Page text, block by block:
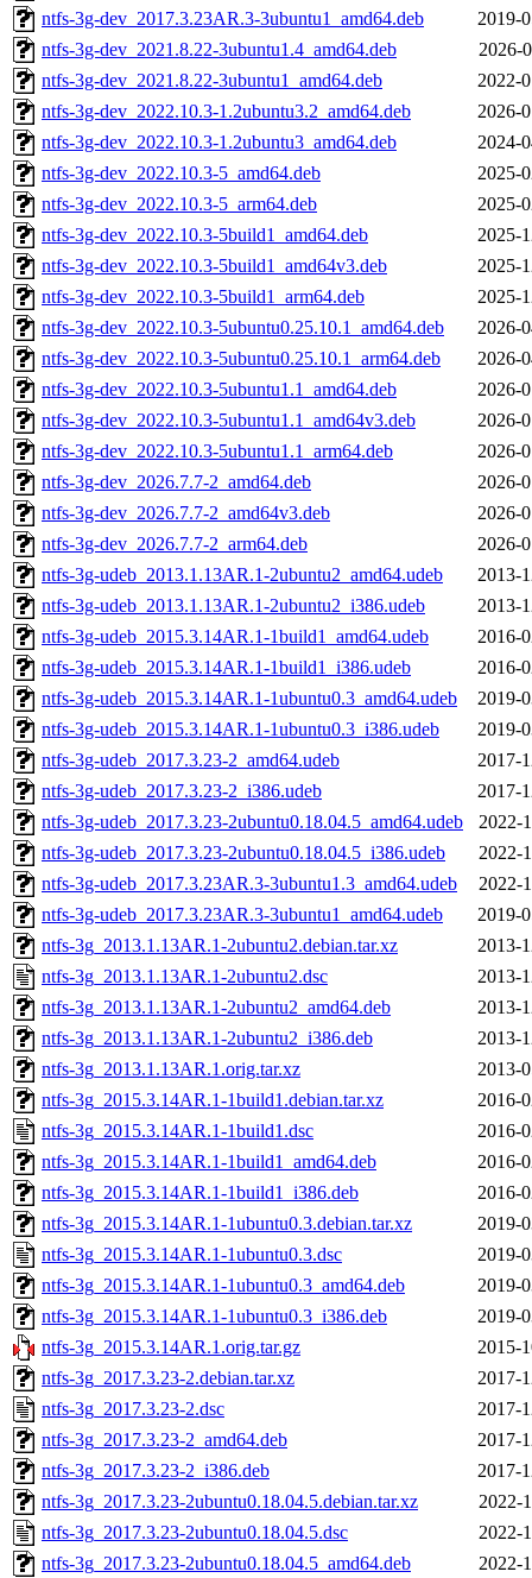
ntfs-3g-dev_2017.3.23AR.3-3ubuntu1_amd64.deb
2019-
ntfs-3g-dev_2021.8.22-3ubuntu1.4_amd64.deb
2026-
ntfs-3g-dev_2021.8.22-3ubuntu1_amd64.deb
2022-
ntfs-3g-dev_2022.10.3-1.2ubuntu3.2_amd64.deb
2026-
ntfs-3g-dev_2022.10.3-1.2ubuntu3_amd64.deb
2024-
ntfs-3g-dev_2022.10.3-5_amd64.deb
2025-
ntfs-3g-dev_2022.10.3-5_arm64.deb
2025-
ntfs-3g-dev_2022.10.3-5build1_amd64.deb
2025-
ntfs-3g-dev_2022.10.3-5build1_amd64v3.deb
2025-
ntfs-3g-dev_2022.10.3-5build1_arm64.deb
2025-
ntfs-3g-dev_2022.10.3-5ubuntu0.25.10.1_amd64.deb
2026-
ntfs-3g-dev_2022.10.3-5ubuntu0.25.10.1_arm64.deb
2026-
ntfs-3g-dev_2022.10.3-5ubuntu1.1_amd64.deb
2026-
ntfs-3g-dev_2022.10.3-5ubuntu1.1_amd64v3.deb
2026-
ntfs-3g-dev_2022.10.3-5ubuntu1.1_arm64.deb
2026-
ntfs-3g-dev_2026.7.7-2_amd64.deb
2026-
ntfs-3g-dev_2026.7.7-2_amd64v3.deb
2026-
ntfs-3g-dev_2026.7.7-2_arm64.deb
2026-
ntfs-3g-udeb_2013.1.13AR.1-2ubuntu2_amd64.udeb
2013-
ntfs-3g-udeb_2013.1.13AR.1-2ubuntu2_i386.udeb
2013-
ntfs-3g-udeb_2015.3.14AR.1-1build1_amd64.udeb
2016-
ntfs-3g-udeb_2015.3.14AR.1-1build1_i386.udeb
2016-
ntfs-3g-udeb_2015.3.14AR.1-1ubuntu0.3_amd64.udeb
2019-
ntfs-3g-udeb_2015.3.14AR.1-1ubuntu0.3_i386.udeb
2019-
ntfs-3g-udeb_2017.3.23-2_amd64.udeb
2017-
ntfs-3g-udeb_2017.3.23-2_i386.udeb
2017-
ntfs-3g-udeb_2017.3.23-2ubuntu0.18.04.5_amd64.udeb
2022-
ntfs-3g-udeb_2017.3.23-2ubuntu0.18.04.5_i386.udeb
2022-
ntfs-3g-udeb_2017.3.23AR.3-3ubuntu1.3_amd64.udeb
2022-
ntfs-3g-udeb_2017.3.23AR.3-3ubuntu1_amd64.udeb
2019-
ntfs-3g_2013.1.13AR.1-2ubuntu2.debian.tar.xz
2013-
ntfs-3g_2013.1.13AR.1-2ubuntu2.dsc
2013-
ntfs-3g_2013.1.13AR.1-2ubuntu2_amd64.deb
2013-
ntfs-3g_2013.1.13AR.1-2ubuntu2_i386.deb
2013-
ntfs-3g_2013.1.13AR.1.orig.tar.xz
2013-
ntfs-3g_2015.3.14AR.1-1build1.debian.tar.xz
2016-
ntfs-3g_2015.3.14AR.1-1build1.dsc
2016-
ntfs-3g_2015.3.14AR.1-1build1_amd64.deb
2016-
ntfs-3g_2015.3.14AR.1-1build1_i386.deb
2016-
ntfs-3g_2015.3.14AR.1-1ubuntu0.3.debian.tar.xz
2019-
ntfs-3g_2015.3.14AR.1-1ubuntu0.3.dsc
2019-
ntfs-3g_2015.3.14AR.1-1ubuntu0.3_amd64.deb
2019-
ntfs-3g_2015.3.14AR.1-1ubuntu0.3_i386.deb
2019-
ntfs-3g_2015.3.14AR.1.orig.tar.gz
2015-
ntfs-3g_2017.3.23-2.debian.tar.xz
2017-
ntfs-3g_2017.3.23-2.dsc
2017-
ntfs-3g_2017.3.23-2_amd64.deb
2017-
ntfs-3g_2017.3.23-2_i386.deb
2017-
ntfs-3g_2017.3.23-2ubuntu0.18.04.5.debian.tar.xz
2022-
ntfs-3g_2017.3.23-2ubuntu0.18.04.5.dsc
2022-
ntfs-3g_2017.3.23-2ubuntu0.18.04.5_amd64.deb
2022-